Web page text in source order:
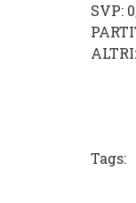
SVP:
ALTRI
Tags: